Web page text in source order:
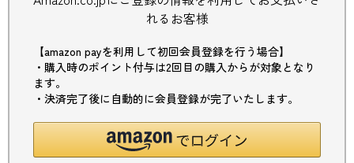
れるお客様
【amazon payを利用して初回会員登録を行う場合】
・購入時のポイント付与は2回目の購入からが対象となり
ます。
・決済完了後に自動的に会員登録が完了いたします。